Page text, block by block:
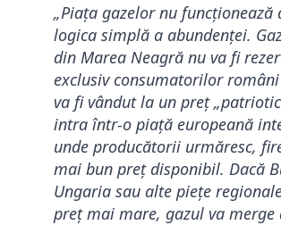
„Piața gazelor nu funcționează
logica simplă a abundenței.
din Marea Neagră nu va fi
exclusiv consumatorilor
va fi vândut la un preț
intra într-o piață europeană
unde producătorii urmăresc,
mai bun preț disponibil. Dacă
Ungaria sau alte piețe
preț mai mare, gazul va merge